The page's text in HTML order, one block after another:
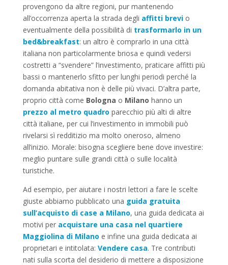
provengono da altre regioni, pur mantenendo
all’occorrenza aperta la strada degli affitti brevio
eventualmente della possibilità di trasformarlo in un
bed&breakfast: un altro è comprarlo in una città
italiana non particolarmente briosa e quindi vedersi
costretti a “svendere” l’investimento, praticare affitti più
bassi o mantenerlo sfitto per lunghi periodi perché la
domanda abitativa non è delle più vivaci. D’altra parte,
proprio città come Bologna o Milano hanno un
prezzo al metro quadro parecchio più alti di altre
città italiane, per cui l’investimento in immobili può
rivelarsi sì redditizio ma molto oneroso, almeno
all’inizio. Morale: bisogna scegliere bene dove investire:
meglio puntare sulle grandi città o sulle località
turistiche.
Ad esempio, per aiutare i nostri lettori a fare le scelte
giuste abbiamo pubblicato una guida gratuita
sull’acquisto di case a Milano, una guida dedicata ai
motivi per acquistare una casa nel quartiere
Maggiolina di Milano e infine una guida dedicata ai
proprietari e intitolata: Vendere casa. Tre contributi
nati sulla scorta del desiderio di mettere a disposizione